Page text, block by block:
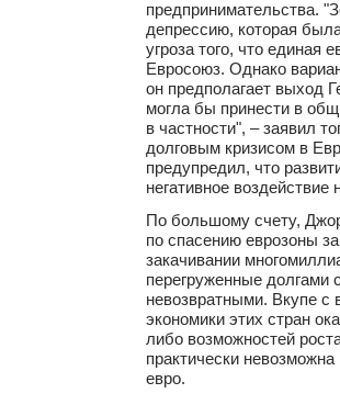
предпринимательства.
депрессию, которая
угроза того, что единая
Евросоюз. Однако
он предполагает выход
могла бы принести в
в частности", – заявил
долговым кризисом в
предупредил, что
негативное воздействие
По большому счету,
по спасению еврозоны
закачивании
перегруженные долгами
невозвратными. Вкупе с
экономики этих стран
либо возможностей
практически невозможна
евро.